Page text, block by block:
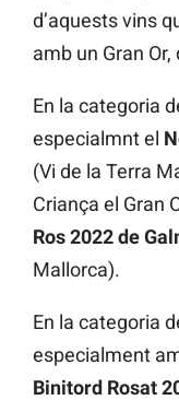
d’aquests vins
amb un Gran
En la categoria
especialmnt el
(Vi de la Terra
Criança el Gran
Ros 2022 de
Mallorca).
En la categoria
especialment
Binitord Rosat